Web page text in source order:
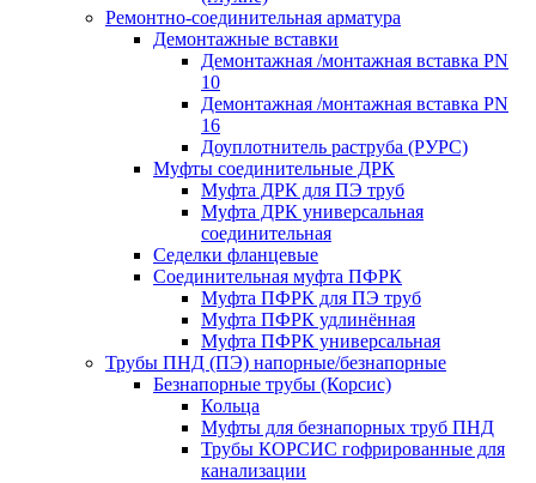
Ремонтно-соединительная арматура
Демонтажные вставки
Демонтажная /монтажная вставка PN
10
Демонтажная /монтажная вставка PN
16
Доуплотнитель раструба (РУРС)
Муфты соединительные ДРК
Муфта ДРК для ПЭ труб
Муфта ДРК универсальная
соединительная
Седелки фланцевые
Соединительная муфта ПФРК
Муфта ПФРК для ПЭ труб
Муфта ПФРК удлинённая
Муфта ПФРК универсальная
Трубы ПНД (ПЭ) напорные/безнапорные
Безнапорные трубы (Корсис)
Кольца
Муфты для безнапорных труб ПНД
Трубы КОРСИС гофрированные для
канализации